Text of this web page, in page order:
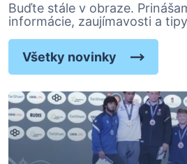
Buďte stále v obraze.
informácie, zaujímavosti a
Všetky novinky